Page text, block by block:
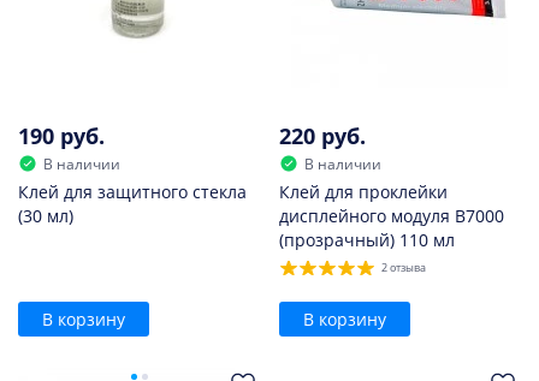
190 руб.
В наличии
Клей для защитного стекла
(30 мл)
В корзину
220 руб.
В наличии
Клей для проклейки
дисплейного модуля B7000
(прозрачный) 110 мл
2 отзыва
В корзину